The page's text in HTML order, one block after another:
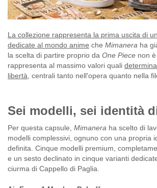
La collezione rappresenta la prima uscita di
dedicate al mondo anime che Mimanera ha
la scelta di partire proprio da One Piece non
rappresenta al massimo valori quali
libertà, centrali tanto nell'opera quanto nella
Sei modelli, sei identità
Per questa capsule, Mimanera ha scelto di
modelli complessivi, ognuno con una propria
definita. Cinque modelli premium,
e un sesto declinato in cinque varianti
ciurma di Cappello di Paglia.